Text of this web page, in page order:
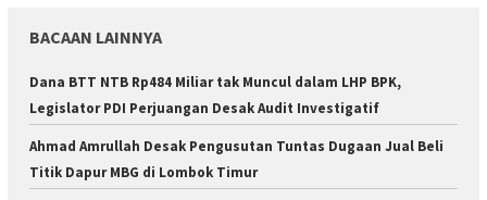
BACAAN LAINNYA
Dana BTT NTB Rp484 Miliar tak Muncul dalam LHP BPK,
Legislator PDI Perjuangan Desak Audit Investigatif
Ahmad Amrullah Desak Pengusutan Tuntas Dugaan Jual Beli
Titik Dapur MBG di Lombok Timur